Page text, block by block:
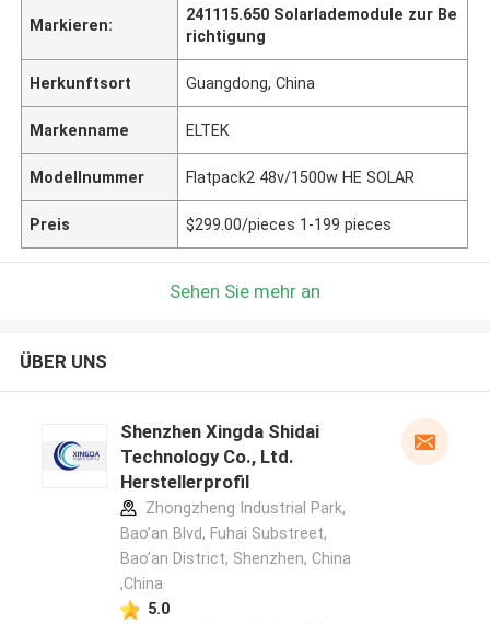
Markieren:
241115.650 Solarlademodule zur Be
richtigung
Herkunftsort Guangdong, China
Markenname ELTEK
Modellnummer Flatpack2 48v/1500w HE SOLAR
Preis $299.00/pieces 1-199 pieces
Sehen Sie mehr an
ÜBER UNS
Shenzhen Xingda Shidai
Technology Co., Ltd.
Herstellerprofil
Zhongzheng Industrial Park,
Bao’an Blvd, Fuhai Substreet,
Bao’an District, Shenzhen, China
,China
5.0